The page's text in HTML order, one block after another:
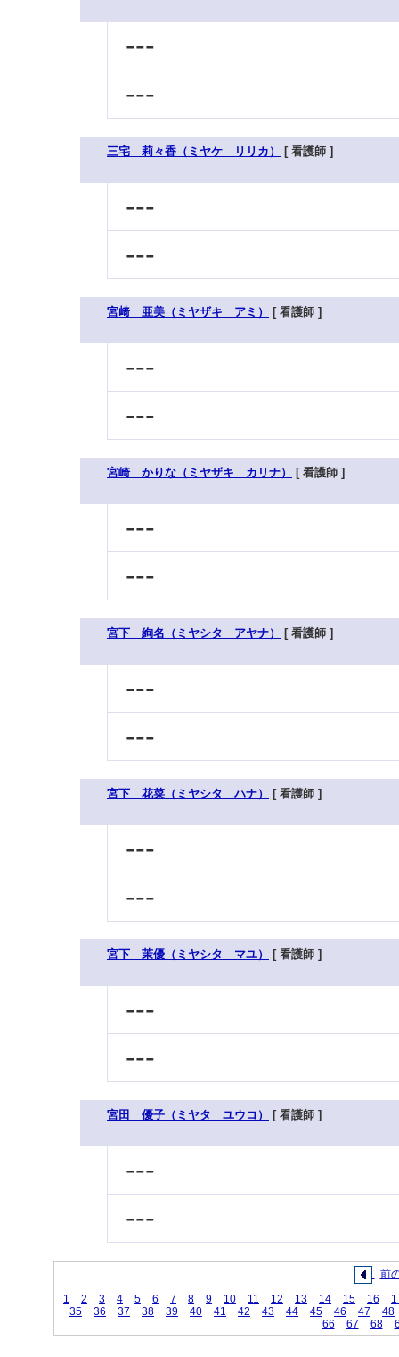
---
---
三宅 莉々香（ミヤケ リリカ） [ 看護師 ]
---
---
宮﨑 亜美（ミヤザキ アミ） [ 看護師 ]
---
---
宮崎 かりな（ミヤザキ カリナ） [ 看護師 ]
---
---
宮下 絢名（ミヤシタ アヤナ） [ 看護師 ]
---
---
宮下 花菜（ミヤシタ ハナ） [ 看護師 ]
---
---
宮下 茉優（ミヤシタ マユ） [ 看護師 ]
---
---
宮田 優子（ミヤタ ユウコ） [ 看護師 ]
---
---
前
1
2 3 4 5 6 7 8 9 10 11 12 13 14 15 16
35
36 37 38 39 40 41 42 43 44 45 46 47
48
66
67 68